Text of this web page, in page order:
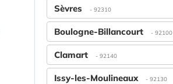
Sèvres - 92310
Boulogne-Billancourt - 92100
Clamart - 92140
Issy-les-Moulineaux - 92130